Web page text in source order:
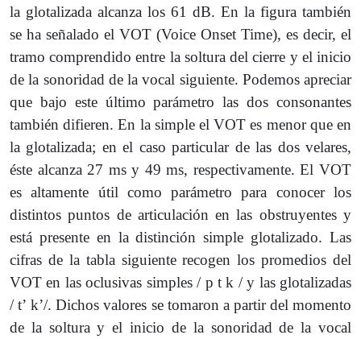
la glotalizada alcanza los 61 dB. En la figura también
se ha señalado el VOT (Voice Onset Time), es decir, el
tramo comprendido entre la soltura del cierre y el inicio
de la sonoridad de la vocal siguiente. Podemos apreciar
que bajo este último parámetro las dos consonantes
también difieren. En la simple el VOT es menor que en
la glotalizada; en el caso particular de las dos velares,
éste alcanza 27 ms y 49 ms, respectivamente. El VOT
es altamente útil como parámetro para conocer los
distintos puntos de articulación en las obstruyentes y
está presente en la distinción simple glotalizado. Las
cifras de la tabla siguiente recogen los promedios del
VOT en las oclusivas simples / p t k / y las glotalizadas
/ tʼ kʼ/. Dichos valores se tomaron a partir del momento
de la soltura y el inicio de la sonoridad de la vocal